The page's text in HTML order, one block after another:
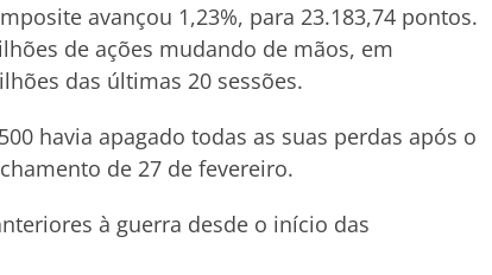
avançou 1,23%, para 23.183,74 pontos.
de ações mudando de mãos, em
das últimas 20 sessões.
havia apagado todas as suas perdas após o
de 27 de fevereiro.
à guerra desde o início das